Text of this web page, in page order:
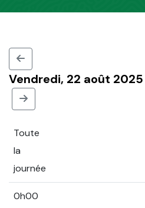
Vendredi, 22 août 2025
Toute
la
journée
0h00